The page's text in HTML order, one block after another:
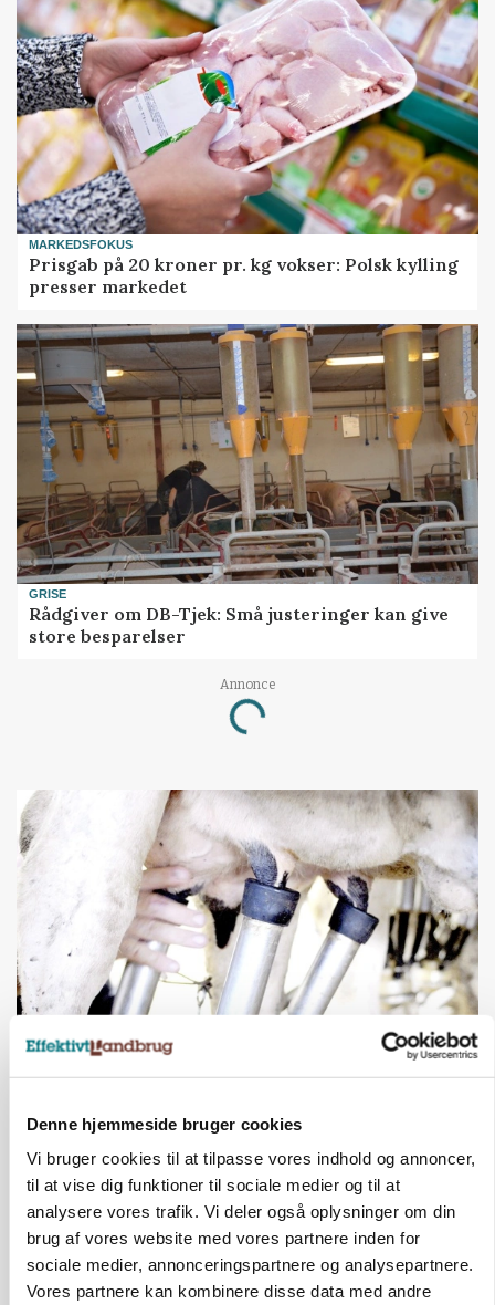
Denne hjemmeside bruger cookies
Vi bruger cookies til at tilpasse vores indhold og annoncer,
til at vise dig funktioner til sociale medier og til at
analysere vores trafik. Vi deler også oplysninger om din
brug af vores website med vores partnere inden for
sociale medier, annonceringspartnere og analysepartnere.
Vores partnere kan kombinere disse data med andre
MARKEDSFOKUS
Prisgab på 20 kroner pr. kg vokser: Polsk kylling
presser markedet
GRISE
Rådgiver om DB-Tjek: Små justeringer kan give
store besparelser
Annonce
Loading...
Russisk mælkepris dykker 23 procent
Annonce